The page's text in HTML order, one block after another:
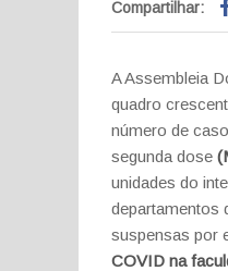
Compartilhar:
A Assembleia
quadro
número de
segunda dose
unidades do
departamentos
suspensas por
COVID na